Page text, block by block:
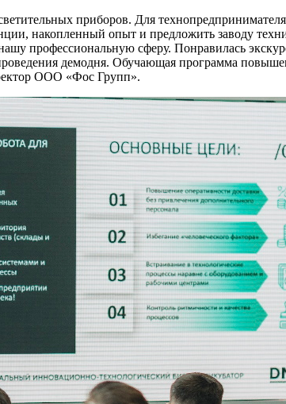
приборов. Для
накопленный опыт и предложить заводу
профессиональную сферу. Понравилась
демодня. Обучающая программа
ООО «Фос Групп».